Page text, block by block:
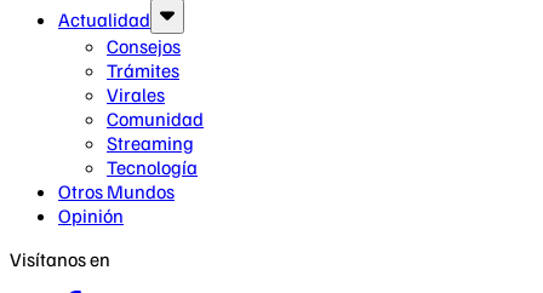
Actualidad
Consejos
Trámites
Virales
Comunidad
Streaming
Tecnología
Otros Mundos
Opinión
Visítanos en